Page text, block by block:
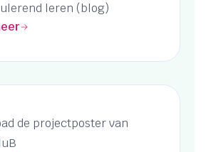
leren (blog)
de projectposter van